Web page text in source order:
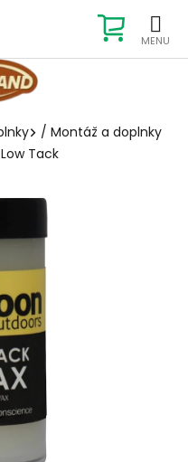
KOŠÍK
/ Montáž a doplnky
Tack